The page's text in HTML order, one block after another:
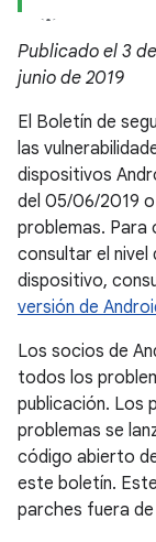
Publicado el 3
junio de 2019
El Boletín de
las
dispositivos
del 05/06/2019
problemas.
consultar el nivel
dispositivo,
versión de
Los socios de
todos los
publicación. Los
problemas se
código abierto
este boletín.
parches fuera de